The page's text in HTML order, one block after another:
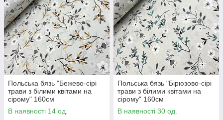
Польська бязь "Бежево-сірі
трави з білими квітами на
сірому" 160см
В наявності 14 од.
Польська бязь "Бірюзово-сірі
трави з білими квітами на
сірому" 160см
В наявності 30 од.